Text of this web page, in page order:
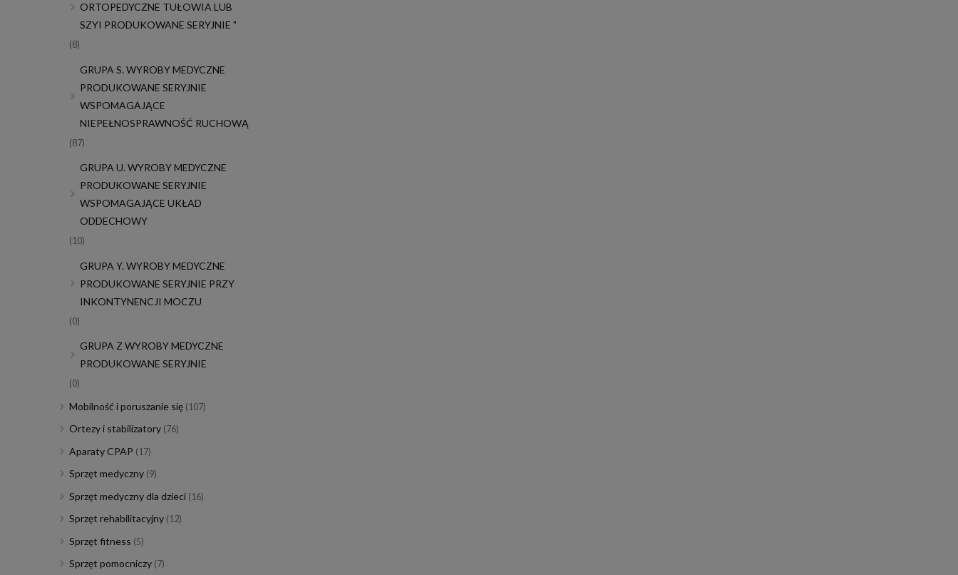
ORTOPEDYCZNE TUŁOWIA LUB
SZYI PRODUKOWANE SERYJNIE "
(8)
GRUPA S. WYROBY MEDYCZNE
PRODUKOWANE SERYJNIE
WSPOMAGAJĄCE
NIEPEŁNOSPRAWNOŚĆ RUCHOWĄ
(87)
GRUPA U. WYROBY MEDYCZNE
PRODUKOWANE SERYJNIE
WSPOMAGAJĄCE UKŁAD
ODDECHOWY
(10)
GRUPA Y. WYROBY MEDYCZNE
PRODUKOWANE SERYJNIE PRZY
INKONTYNENCJI MOCZU
(0)
GRUPA Z WYROBY MEDYCZNE
PRODUKOWANE SERYJNIE
(0)
Mobilność i poruszanie się (107)
Ortezy i stabilizatory (76)
Aparaty CPAP (17)
Sprzęt medyczny (9)
Sprzęt medyczny dla dzieci (16)
Sprzęt rehabilitacyjny (12)
Sprzęt fitness (5)
Sprzęt pomocniczy (7)